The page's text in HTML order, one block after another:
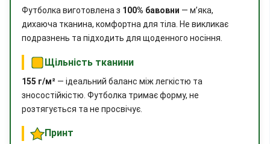
Футболка виготовлена з 100% бавовни — м’яка,
дихаюча тканина, комфортна для тіла. Не викликає
подразнень та підходить для щоденного носіння.
Щільність тканини
155 г/м² — ідеальний баланс між легкістю та
зносостійкістю. Футболка тримає форму, не
розтягується та не просвічує.
Принт